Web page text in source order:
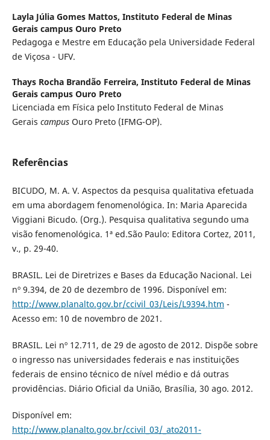
Layla Júlia Gomes Mattos, Instituto Federal de Minas
Gerais campus Ouro Preto
Pedagoga e Mestre em Educação pela Universidade Federal
de Viçosa - UFV.
Thays Rocha Brandão Ferreira, Instituto Federal de Minas
Gerais campus Ouro Preto
Licenciada em Fí­sica pelo Instituto Federal de Minas
Gerais campus Ouro Preto (IFMG-OP).
Referências
BICUDO, M. A. V. Aspectos da pesquisa qualitativa efetuada
em uma abordagem fenomenológica. In: Maria Aparecida
Viggiani Bicudo. (Org.). Pesquisa qualitativa segundo uma
visão fenomenológica. 1ª ed.São Paulo: Editora Cortez, 2011,
v., p. 29-40.
BRASIL. Lei de Diretrizes e Bases da Educação Nacional. Lei
nº 9.394, de 20 de dezembro de 1996. Disponível em:
http://www.planalto.gov.br/ccivil_03/Leis/L9394.htm -
Acesso em: 10 de novembro de 2021.
BRASIL. Lei nº 12.711, de 29 de agosto de 2012. Dispõe sobre
o ingresso nas universidades federais e nas instituições
federais de ensino técnico de nível médio e dá outras
providências. Diário Oficial da União, Brasília, 30 ago. 2012.
Disponível em:
http://www.planalto.gov.br/ccivil_03/_ato2011-